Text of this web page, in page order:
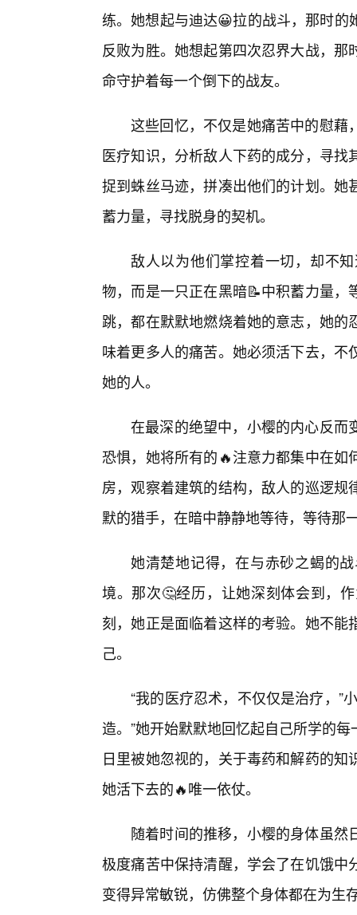
练。她想起与迪达😀拉的战斗，那时
反败为胜。她想起第四次忍界大战，
命守护着每一个倒下的战友。
这些回忆，不仅是她痛苦中的慰藉
医疗知识，分析敌人下药的成分，寻
捉到蛛丝马迹，拼凑出他们的计划。
蓄力量，寻找脱身的契机。
敌人以为他们掌控着一切，却不
物，而是一只正在黑暗📝中积蓄力量
跳，都在默默地燃烧着她的意志，她
味着更多人的痛苦。她必须活下去，
她的人。
在最深的绝望中，小樱的内心反而
恐惧，她将所有的🔥注意力都集中在
房，观察着建筑的结构，敌人的巡逻
默的猎手，在暗中静静地等待，等待那
她清楚地记得，在与赤砂之蝎的
境。那次🤔经历，让她深刻体会到，
刻，她正是面临着这样的考验。她不
己。
“我的医疗忍术，不仅仅是治疗，
造。”她开始默默地回忆起自己所学的
日里被她忽视的，关于毒药和解药的
她活下去的🔥唯一依仗。
随着时间的推移，小樱的身体虽
极度痛苦中保持清醒，学会了在饥饿
变得异常敏锐，仿佛整个身体都在为生